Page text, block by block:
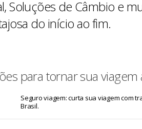
Soluções de Câmbio e
do início ao fim.
para tornar sua
Seguro viagem: curta sua viagem com
Brasil.